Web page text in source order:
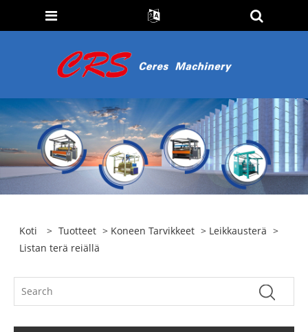
Koti > Tuotteet > Koneen Tarvikkeet > Leikkausterä >
Listan terä reiällä